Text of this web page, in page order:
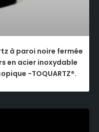
à paroi noire fermée
en acier inoxydable
-TOQUARTZ®.